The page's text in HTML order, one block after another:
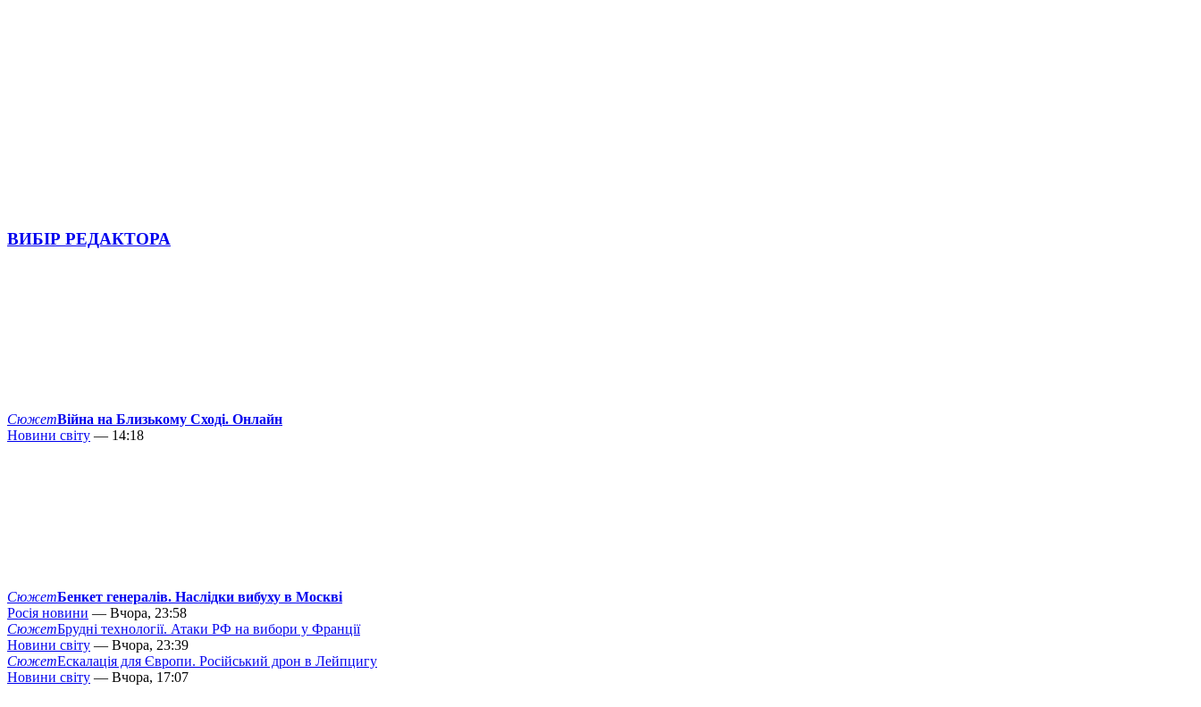
ВИБІР РЕДАКТОРА
СюжетВійна на Близькому Сході. Онлайн
Новини світу — 14:18
СюжетБенкет генералів. Наслідки вибуху в Москві
Росія новини — Вчора, 23:58
СюжетБрудні технології. Атаки РФ на вибори у Франції
Новини світу — Вчора, 23:39
СюжетЕскалація для Європи. Російський дрон в Лейпцигу
Новини світу — Вчора, 17:07